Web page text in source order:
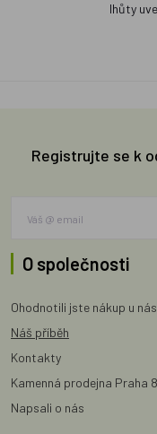
lhůty
Registrujte se k
O společnosti
Ohodnotili jste nákup u nás
Náš příběh
Kontakty
Kamenná prodejna Praha 8
Napsali o nás